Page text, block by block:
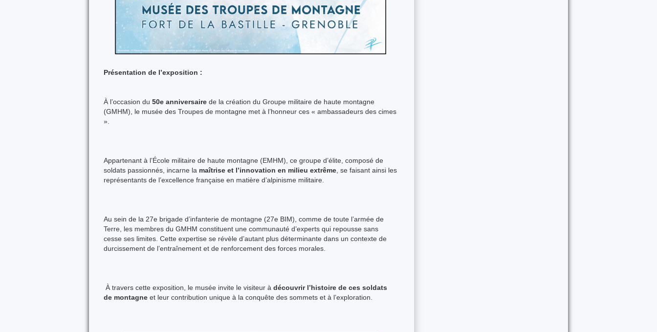
Présentation de l’exposition :
À l’occasion du 50e anniversaire de la création du Groupe militaire de haute montagne
(GMHM), le musée des Troupes de montagne met à l’honneur ces « ambassadeurs des cimes
».
Appartenant à l’École militaire de haute montagne (EMHM), ce groupe d’élite, composé de
soldats passionnés, incarne la maîtrise et l’innovation en milieu extrême , se faisant ainsi les
représentants de l’excellence française en matière d’alpinisme militaire.
Au sein de la 27e brigade d’infanterie de montagne (27e BIM), comme de toute l’armée de
Terre, les membres du GMHM constituent une communauté d’experts qui repousse sans
cesse ses limites. Cette expertise se révèle d’autant plus déterminante dans un contexte de
durcissement de l’entraînement et de renforcement des forces morales.
À travers cette exposition, le musée invite le visiteur à découvrir l’histoire de ces soldats
de montagne et leur contribution unique à la conquête des sommets et à l’exploration.